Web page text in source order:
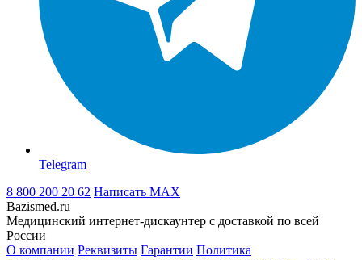
Telegram
8 800 200 20 62 Написать MAX
Bazismed.ru
Медицинский интернет-дискаунтер с доставкой по всей
России
О компании Реквизиты Гарантии Политика